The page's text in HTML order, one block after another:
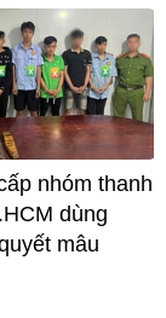
nhóm thanh
dùng
mâu